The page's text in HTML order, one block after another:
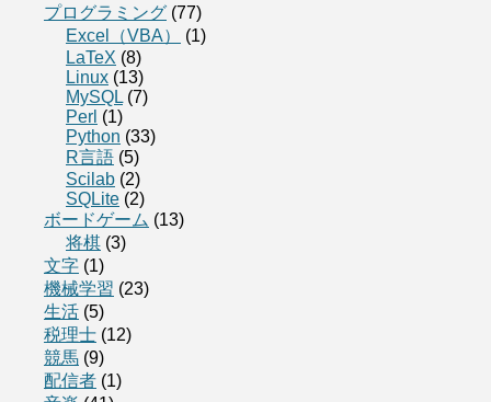
プログラミング (77)
Excel（VBA）
(1)
LaTeX (8)
Linux (13)
MySQL (7)
Perl (1)
Python (33)
R言語 (5)
Scilab (2)
SQLite (2)
ボードゲーム (13)
将棋 (3)
文字 (1)
機械学習 (23)
生活 (5)
税理士 (12)
競馬 (9)
配信者 (1)